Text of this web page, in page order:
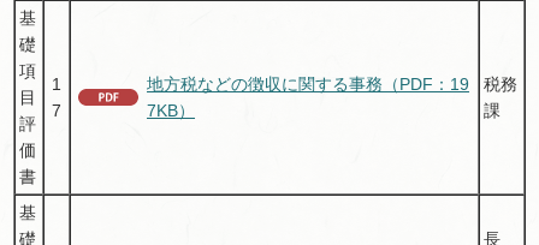
基
礎
項
目
評
価
書
1
7
地方税などの徴収に関する事務（PDF：19
7KB）
税務
課
基
礎
長